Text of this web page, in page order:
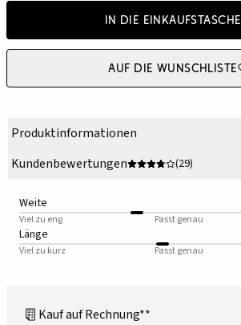
In die Einkaufstasche
Auf die Wunschliste
Produktinformationen
Kundenbewertungen
(29)
Weite
Viel zu eng Passt genau
Länge
Viel zu kurz Passt genau
Kauf auf Rechnung**